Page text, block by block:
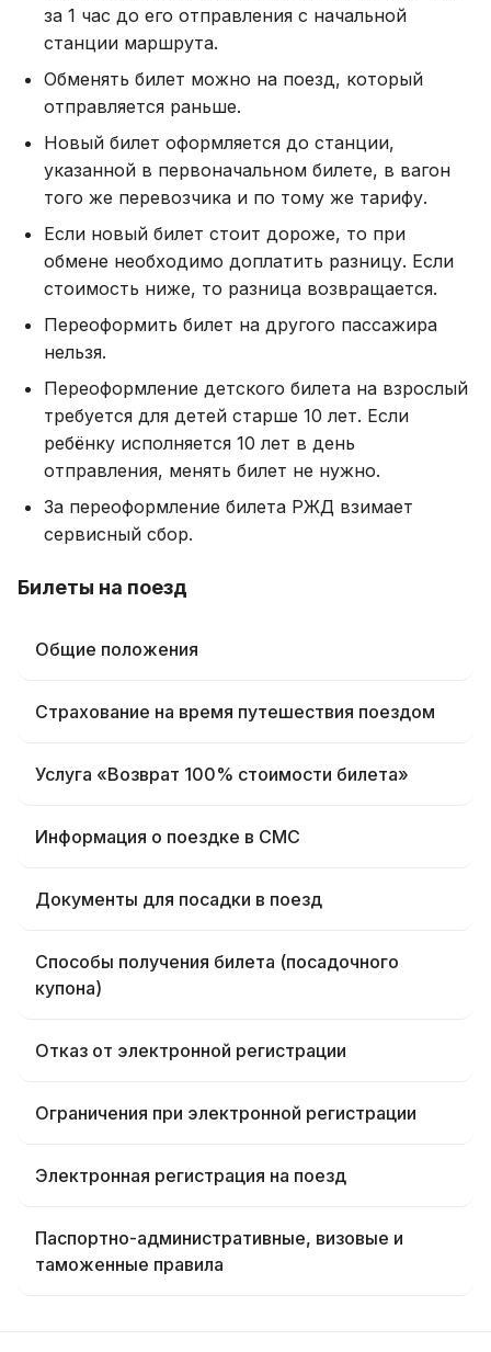
за 1 час до его отправления с начальной
станции маршрута.
Обменять билет можно на поезд, который
отправляется раньше.
Новый билет оформляется до станции,
указанной в первоначальном билете, в вагон
того же перевозчика и по тому же тарифу.
Если новый билет стоит дороже, то при
обмене необходимо доплатить разницу. Если
стоимость ниже, то разница возвращается.
Переоформить билет на другого пассажира
нельзя.
Переоформление детского билета на взрослый
требуется для детей старше 10 лет. Если
ребёнку исполняется 10 лет в день
отправления, менять билет не нужно.
За переоформление билета РЖД взимает
сервисный сбор.
Билеты на поезд
Общие положения
Страхование на время путешествия поездом
Услуга «Возврат 100% стоимости билета»
Информация о поездке в СМС
Документы для посадки в поезд
Способы получения билета (посадочного
купона)
Отказ от электронной регистрации
Ограничения при электронной регистрации
Электронная регистрация на поезд
Паспортно-административные, визовые и
таможенные правила